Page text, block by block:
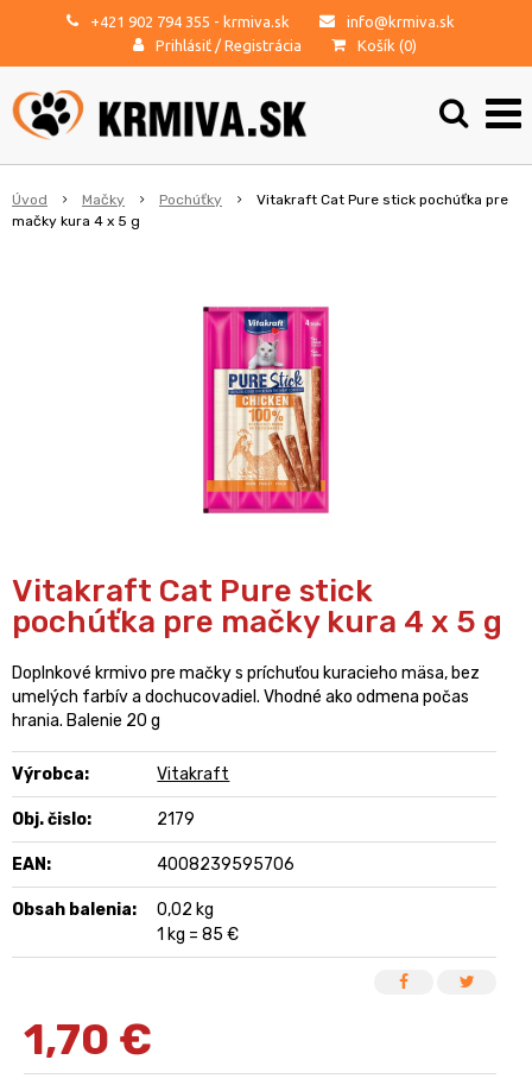
+421 902 794 355 - krmiva.sk
info@krmiva.sk
Prihlásiť / Registrácia Košík (0)
Úvod Mačky Pochúťky
Vitakraft Cat Pure stick pochúťka pre
mačky kura 4 x 5 g
Vitakraft Cat Pure stick
pochúťka pre mačky kura 4 x 5 g
Doplnkové krmivo pre mačky s príchuťou kuracieho mäsa, bez
umelých farbív a dochucovadiel. Vhodné ako odmena počas
hrania. Balenie 20 g
Výrobca: Vitakraft
Obj. čislo: 2179
EAN: 4008239595706
Obsah balenia:
0,02 kg
1 kg = 85 €
1,70 €